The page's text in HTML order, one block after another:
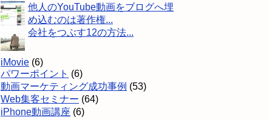
他人のYouTube動画をブログへ埋
め込むのは著作権...
会社をつぶす12の方法...
iMovie (6)
パワーポイント (6)
動画マーケティング成功事例 (53)
Web集客セミナー (64)
iPhone動画講座 (6)